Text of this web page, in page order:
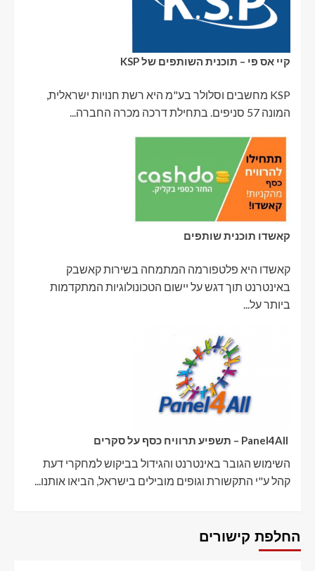
קיי אס פי – תוכנית השותפים של KSP
KSP מחשבים וסלולר בע"מ היא רשת חנויות ישראלית,
המונה 57 סניפים. בתחילת דרכה מכרה החברה...
קאשדו תוכנית שותפים
קאשדו היא פלטפורמה המתמחה בשירות קאשבק
באינטרנט תוך דגש על יישום הטכונולוגיות המתקדמות
ביותר על...
השימוש הגובר באינטרנט והגידול בביקוש למחקרי דעת
קהל ע"י התקשורת וגופים מובילים בישראל, הביאו אותנו...
החלפת קישורים